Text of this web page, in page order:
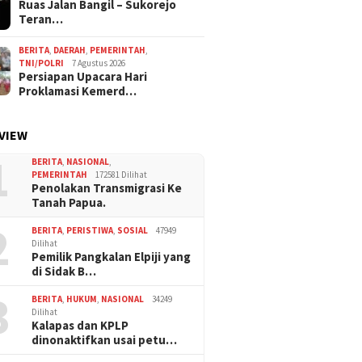
Ruas Jalan Bangil – Sukorejo
Teran…
BERITA, DAERAH, PEMERINTAH,
TNI/POLRI
7 Agustus 2026
Persiapan Upacara Hari
Proklamasi Kemerd…
BERITA, NASIONAL,
PEMERINTAH
172581 Dilihat
Penolakan Transmigrasi Ke
Tanah Papua.
BERITA, PERISTIWA, SOSIAL
47949
Dilihat
Pemilik Pangkalan Elpiji yang
di Sidak B…
BERITA, HUKUM, NASIONAL
34249
Dilihat
Kalapas dan KPLP
dinonaktifkan usai petu…